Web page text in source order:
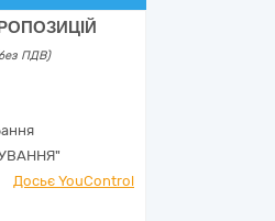
ПДВ)
Досьє YouControl